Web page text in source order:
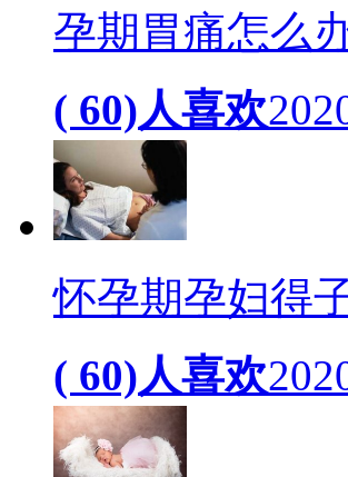
孕期胃痛怎么
( 60)人喜欢
怀孕期孕妇得
( 60)人喜欢